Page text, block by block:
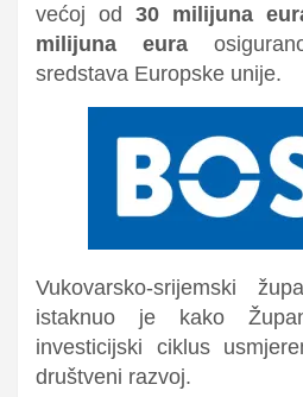
većoj od 30 milijuna
milijuna eura
sredstava Europske unije.
Vukovarsko-srijemski
istaknuo je kako
investicijski ciklus
društveni razvoj.